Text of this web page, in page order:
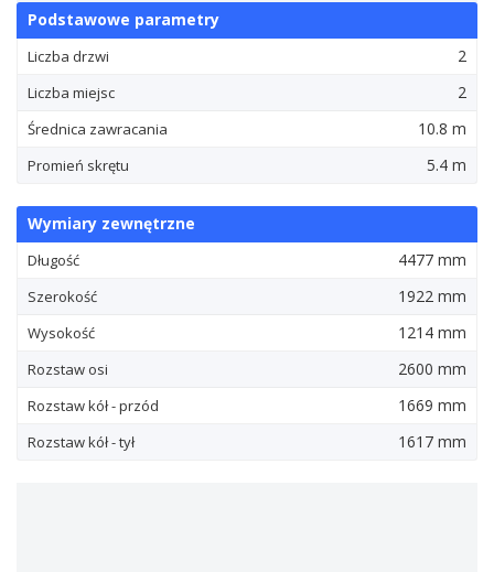
Podstawowe parametry
Liczba drzwi 2
Liczba miejsc 2
Średnica zawracania 10.8 m
Promień skrętu 5.4 m
Wymiary zewnętrzne
Długość 4477 mm
Szerokość 1922 mm
Wysokość 1214 mm
Rozstaw osi 2600 mm
Rozstaw kół - przód 1669 mm
Rozstaw kół - tył 1617 mm